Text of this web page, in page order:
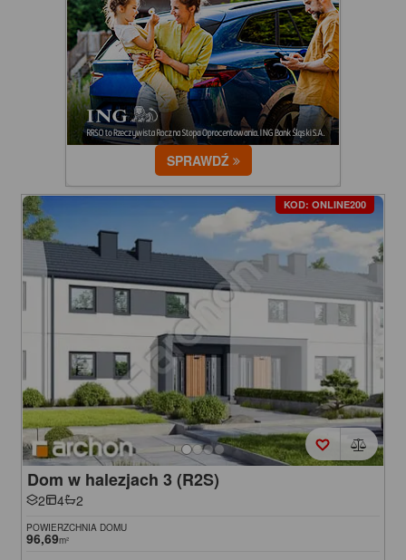
SPRAWDŹ
KOD: ONLINE200
Dom w halezjach 3 (R2S)
2 4 2
POWIERZCHNIA DOMU
96,69m²